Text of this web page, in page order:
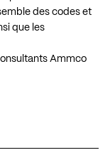
des codes et
que les
Ammco